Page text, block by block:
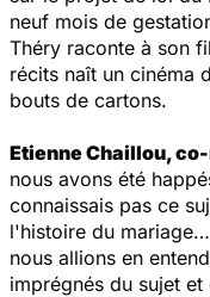
neuf mois de
Théry raconte à son
récits naît un cinéma
bouts de cartons.
Etienne Chaillou,
nous avons été
connaissais pas ce
l'histoire du
nous allions en
imprégnés du sujet